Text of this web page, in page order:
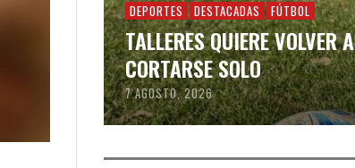
DEPORTES DESTACADAS FÚTBOL
TALLERES QUIERE VOLVER A
CORTARSE SOLO
7 AGOSTO, 2026